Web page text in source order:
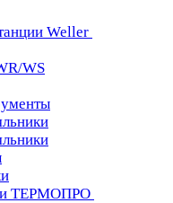
Weller
WS
ТЕРМОПРО